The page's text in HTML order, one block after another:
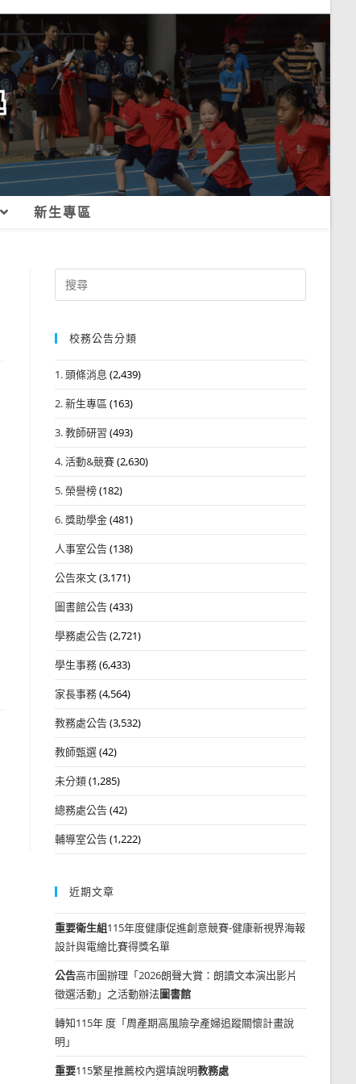
新生專區
Search
for:
校務公告分類
1. 頭條消息 (2,439)
2. 新生專區 (163)
3. 教師研習 (493)
4. 活動&競賽(2,630)
5. 榮譽榜(182)
6. 獎助學金(481)
人事室公告(138)
公告來文(3,171)
圖書館公告(433)
學務處公告(2,721)
學生事務(6,433)
家長事務(4,564)
教務處公告(3,532)
教師甄選(42)
未分類(1,285)
總務處公告(42)
輔導室公告(1,222)
近期文章
重要衛生組115年度健康促進創意競賽-健康新視界海報
設計與電繪比賽得獎名單
公告高市圖辦理「2026朗聲大賞：朗讀文本演出影片
徵選活動」之活動辦法圖書館
轉知115年 度「周產期高風險孕產婦追蹤關懷計畫說
明」
重要115繁星推薦校內選填說明教務處